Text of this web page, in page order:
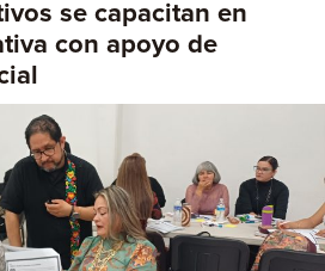
se capacitan en
con apoyo de